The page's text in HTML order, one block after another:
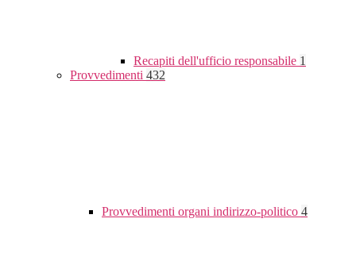
Recapiti dell'ufficio responsabile 1
Provvedimenti 432
Provvedimenti organi indirizzo-politico 4